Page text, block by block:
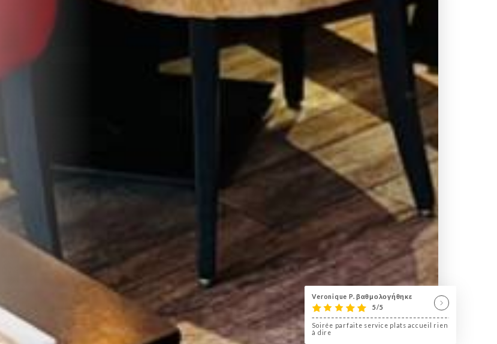
Veronique P. βαθμολογήθηκε
5/5
Soirée parfaite service plats accueil rien
à dire